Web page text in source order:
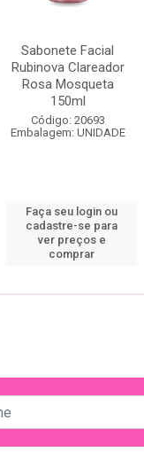
Sabonete Facial
Rubinova Clareador
Rosa Mosqueta
150ml
Código: 20693
Embalagem: UNIDADE
Faça seu login ou
cadastre-se para
ver preços e
comprar